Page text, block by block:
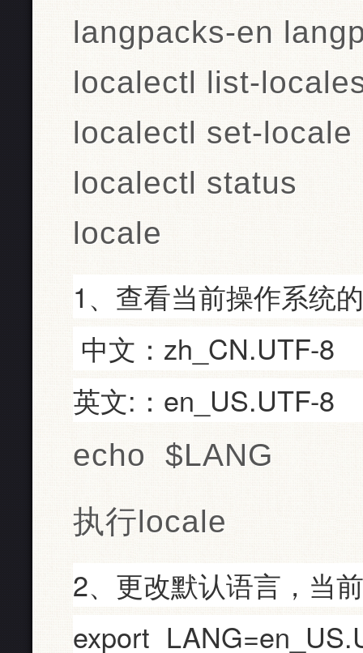
langpacks-en
localectl list-
localectl set-locale
localectl status
locale
1、查看当前操作系统
中文：zh_CN.UTF-8
英文:：en_US.UTF-8
echo $LANG
执行locale
2、更改默认语言，当
export